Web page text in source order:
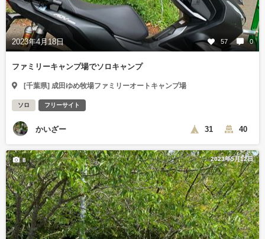
2023年4月18日 57 0
ファミリーキャンプ場でソロキャンプ
[千葉県] 成田ゆめ牧場ファミリーオートキャンプ場
ソロ フリーサイト
かいざー 31 40
2023年5月12日
8